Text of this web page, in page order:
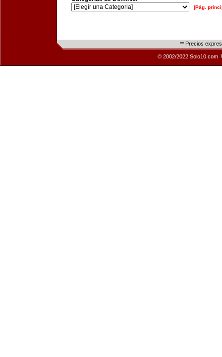
[Pág.
** Precios
© 2002/2022 Solo10.com